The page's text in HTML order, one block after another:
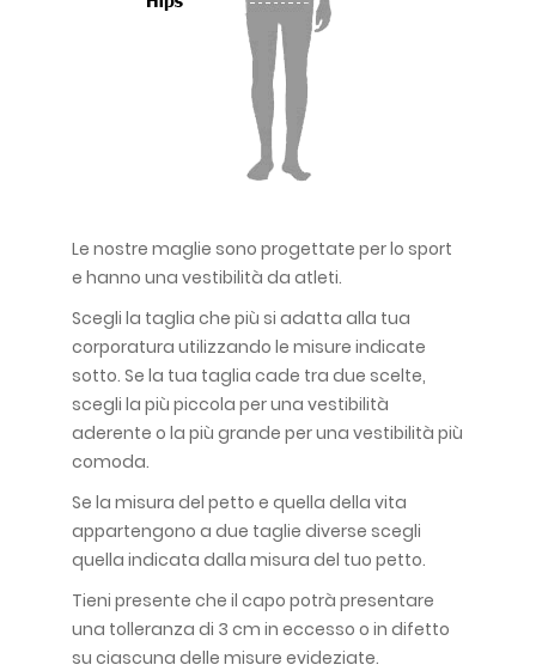
Le nostre maglie sono progettate per lo sport
e hanno una vestibilità da atleti.
Scegli la taglia che più si adatta alla tua
corporatura utilizzando le misure indicate
sotto. Se la tua taglia cade tra due scelte,
scegli la più piccola per una vestibilità
aderente o la più grande per una vestibilità più
comoda.
Se la misura del petto e quella della vita
appartengono a due taglie diverse scegli
quella indicata dalla misura del tuo petto.
Tieni presente che il capo potrà presentare
una tolleranza di 3 cm in eccesso o in difetto
su ciascuna delle misure evideziate.